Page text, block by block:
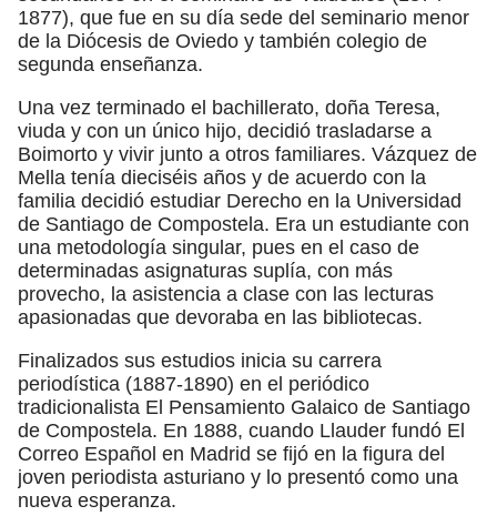
1877), que fue en su día sede del seminario menor
de la Diócesis de Oviedo y también colegio de
segunda enseñanza.
Una vez terminado el bachillerato, doña Teresa,
viuda y con un único hijo, decidió trasladarse a
Boimorto y vivir junto a otros familiares. Vázquez de
Mella tenía dieciséis años y de acuerdo con la
familia decidió estudiar Derecho en la Universidad
de Santiago de Compostela. Era un estudiante con
una metodología singular, pues en el caso de
determinadas asignaturas suplía, con más
provecho, la asistencia a clase con las lecturas
apasionadas que devoraba en las bibliotecas.
Finalizados sus estudios inicia su carrera
periodística (1887-1890) en el periódico
tradicionalista El Pensamiento Galaico de Santiago
de Compostela. En 1888, cuando Llauder fundó El
Correo Español en Madrid se fijó en la figura del
joven periodista asturiano y lo presentó como una
nueva esperanza.